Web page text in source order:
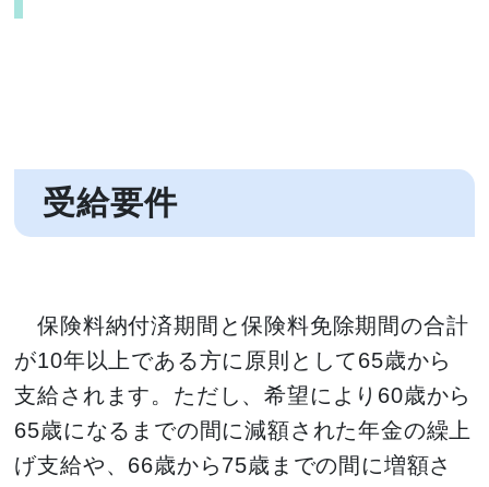
受給要件
保険料納付済期間と保険料免除期間の合計
が10年以上である方に原則として65歳から
支給されます。ただし、希望により60歳から
65歳になるまでの間に減額された年金の繰上
げ支給や、66歳から75歳までの間に増額さ